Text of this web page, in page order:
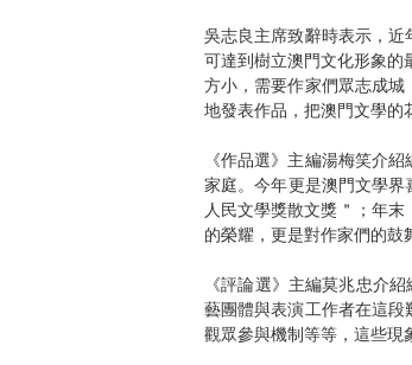
吳志良主席致辭時表示，
可達到樹立澳門文化形象
方小，需要作家們眾志成
地發表作品，把澳門文學的
《作品選》主編湯梅笑介
家庭。今年更是澳門文學
人民文學獎散文獎＂；年
的榮耀，更是對作家們的鼓
《評論選》主編莫兆忠介
藝團體與表演工作者在這
觀眾參與機制等等，這些現